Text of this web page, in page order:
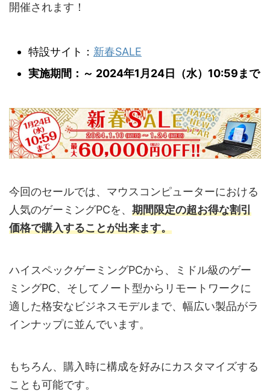
開催されます！
特設サイト： 新春SALE
実施期間：～ 2024年1月24日（水）10:59まで
今回のセールでは、マウスコンピューターにおける
人気のゲーミングPCを、 期間限定の超お得な割引
価格で購入することが出来ます。
ハイスペックゲーミングPCから、ミドル級のゲー
ミングPC、そしてノート型からリモートワークに
適した格安なビジネスモデルまで、幅広い製品がラ
インナップに並んでいます。
もちろん、購入時に構成を好みにカスタマイズする
ことも可能です。